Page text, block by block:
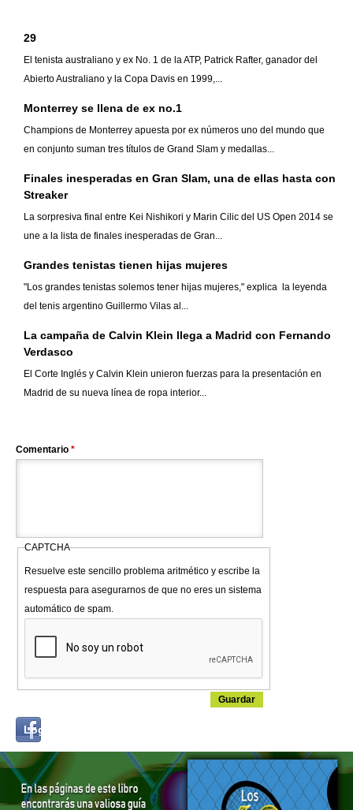
29
El tenista australiano y ex No. 1 de la ATP, Patrick Rafter, ganador del
Abierto Australiano y la Copa Davis en 1999,...
Monterrey se llena de ex no.1
Champions de Monterrey apuesta por ex números uno del mundo que
en conjunto suman tres títulos de Grand Slam y medallas...
Finales inesperadas en Gran Slam, una de ellas hasta con
Streaker
La sorpresiva final entre Kei Nishikori y Marin Cilic del US Open 2014 se
une a la lista de finales inesperadas de Gran...
Grandes tenistas tienen hijas mujeres
"Los grandes tenistas solemos tener hijas mujeres," explica la leyenda
del tenis argentino Guillermo Vilas al...
La campaña de Calvin Klein llega a Madrid con Fernando
Verdasco
El Corte Inglés y Calvin Klein unieron fuerzas para la presentación en
Madrid de su nueva línea de ropa interior...
Comentario *
CAPTCHA
Resuelve este sencillo problema aritmético y escribe la
respuesta para asegurarnos de que no eres un sistema
automático de spam.
Log in with...